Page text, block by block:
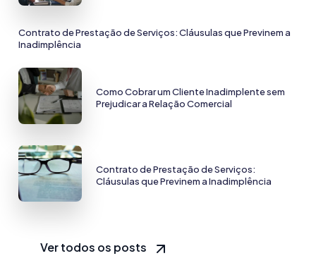
Contrato de Prestação de Serviços: Cláusulas que Previnem a
Inadimplência
Como Cobrar um Cliente Inadimplente sem
Prejudicar a Relação Comercial
Contrato de Prestação de Serviços:
Cláusulas que Previnem a Inadimplência
Ver todos os posts